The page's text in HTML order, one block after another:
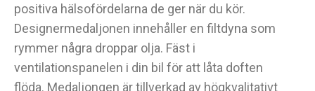
positiva hälsofördelarna de ger när du kör.
Designermedaljonen innehåller en filtdyna som
rymmer några droppar olja. Fäst i
ventilationspanelen i din bil för att låta doften
flöda. Medaljongen är tillverkad av högkvalitativt